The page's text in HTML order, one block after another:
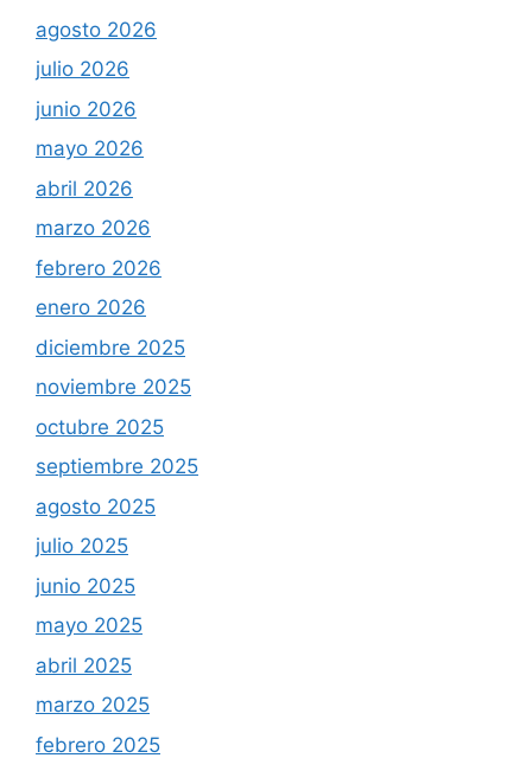
agosto 2026
julio 2026
junio 2026
mayo 2026
abril 2026
marzo 2026
febrero 2026
enero 2026
diciembre 2025
noviembre 2025
octubre 2025
septiembre 2025
agosto 2025
julio 2025
junio 2025
mayo 2025
abril 2025
marzo 2025
febrero 2025